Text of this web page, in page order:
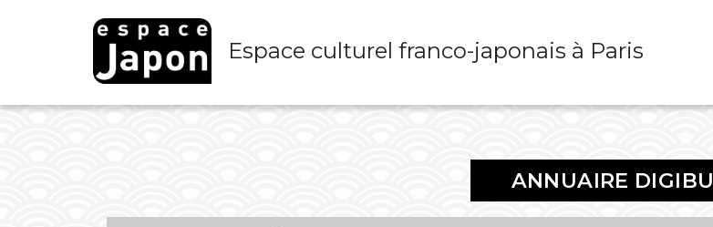
Espace culturel franco-japonais à Paris
ANNUAIRE DIGIBU